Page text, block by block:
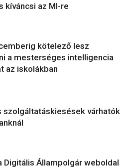
kíváncsi az MI-re
kötelező lesz
a mesterséges intelligencia
az iskolákban
szolgáltatáskiesések várhatók
Digitális Állampolgár weboldal